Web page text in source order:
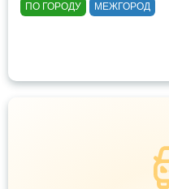
ПО ГОРОДУ МЕЖГОРОД